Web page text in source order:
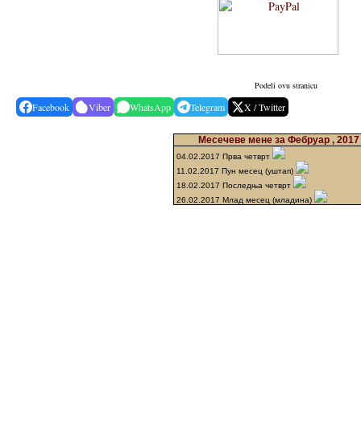
Podeli ovu stranicu
Facebook Viber WhatsApp Telegram X / Twitter
Месечеве мене за Фебруар , 2017
04.02.2017 Прва четврт
11.02.2017 Пун месец (уштап)
18.02.2017 Последња четврт
26.02.2017 Млад месец (младина)